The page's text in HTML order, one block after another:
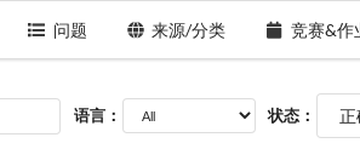
问题 来源/分类 竞赛&作
语言： 状态：